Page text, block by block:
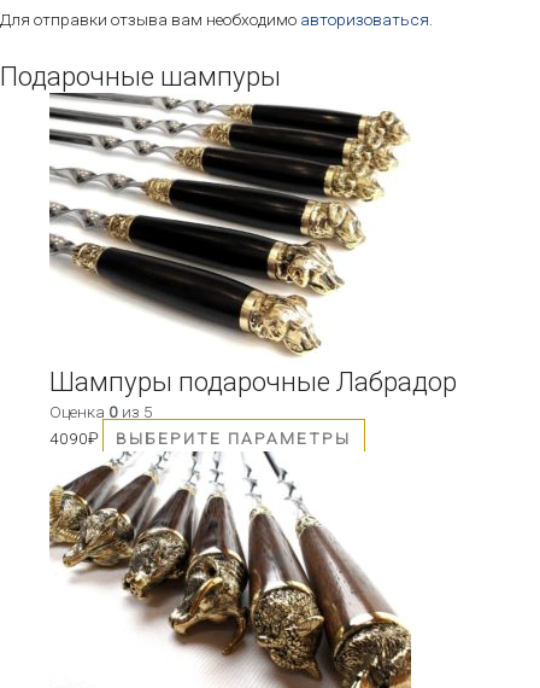
Для отправки отзыва вам необходимо авторизоваться
Подарочные шампуры
Шампуры подарочные Лабрадор
Оценка 0 из 5
4090₽ ВЫБЕРИТЕ ПАРАМЕТРЫ
товар
имеет
несколько
Опции
товара.